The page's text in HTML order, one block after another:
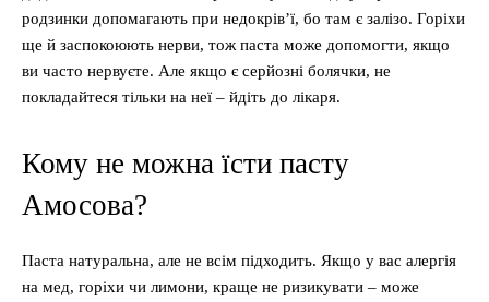
родзинки допомагають при недокрів’ї, бо там є залізо. Горіхи
ще й заспокоюють нерви, тож паста може допомогти, якщо
ви часто нервуєте. Але якщо є серйозні болячки, не
покладайтеся тільки на неї – йдіть до лікаря.
Кому не можна їсти пасту
Амосова?
Паста натуральна, але не всім підходить. Якщо у вас алергія
на мед, горіхи чи лимони, краще не ризикувати – може